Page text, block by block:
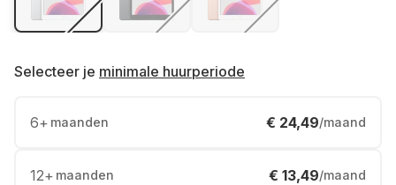
Selecteer je minimale huurperiode
6+ maanden € 24,49/maand
12+ maanden € 13,49/maand